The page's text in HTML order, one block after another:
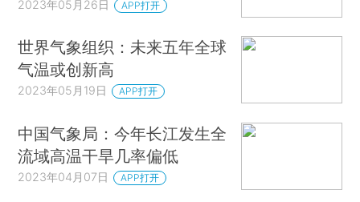
2023年05月26日 APP打开
世界气象组织：未来五年全球
气温或创新高
2023年05月19日 APP打开
中国气象局：今年长江发生全
流域高温干旱几率偏低
2023年04月07日 APP打开